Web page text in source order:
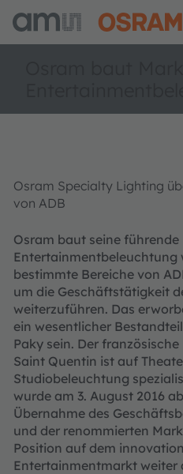
Osram Specialty Lighting
von ADB
Osram baut seine
Entertainmentbeleuchtung
bestimmte Bereiche von
um die Geschäftstätigkeit
weiterzuführen. Das
ein wesentlicher
Paky sein. Der
Saint Quentin ist auf
Studiobeleuchtung
wurde am 3. August 2016
Übernahme des
und der renommierten
Position auf dem
Entertainmentmarkt weiter